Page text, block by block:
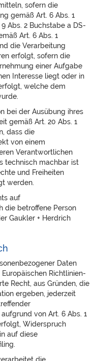
sofern die
gemäß Art. 6 Abs. 1
Abs. 2 Buchstabe a DS-
Art. 6 Abs. 1
die Verarbeitung
erfolgt, sofern die
einer Aufgabe
Interesse liegt oder in
welche dem
bei der Ausübung ihres
gemäß Art. 20 Abs. 1
dass die
von einem
Verantwortlichen
technisch machbar ist
und Freiheiten
werden.
auf
die betroffene Person
Gaukler + Herdrich
Daten
Richtlinien-
Recht, aus Gründen, die
ergeben, jederzeit
von Art. 6 Abs. 1
Widerspruch
auf diese